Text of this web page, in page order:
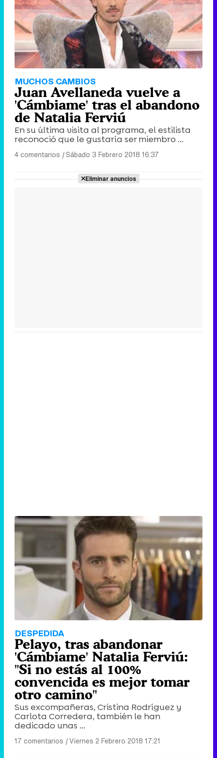
MUCHOS CAMBIOS
Juan Avellaneda vuelve a
'Cámbiame' tras el abandono
de Natalia Ferviú
En su última visita al programa, el estilista
reconoció que le gustaría ser miembro ...
4 comentarios |Sábado 3 Febrero 2018 16:37
Eliminar anuncios
DESPEDIDA
Pelayo, tras abandonar
'Cámbiame' Natalia Ferviú:
"Si no estás al 100%
convencida es mejor tomar
otro camino"
Sus excompañeras, Cristina Rodríguez y
Carlota Corredera, también le han
dedicado unas ...
17 comentarios |Viernes 2 Febrero 2018 17:21